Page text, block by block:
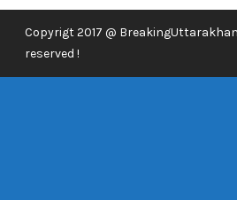
Copyrigt 2017 @
reserved !